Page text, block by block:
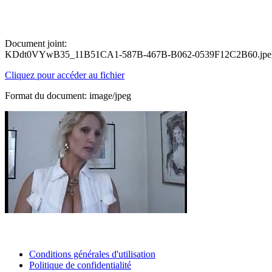
Document joint:
KDdt0VYwB35_11B51CA1-587B-467B-B062-
Cliquez pour accéder au fichier
Format du document: image/jpeg
Conditions générales d'utilisation
Politique de confidentialité